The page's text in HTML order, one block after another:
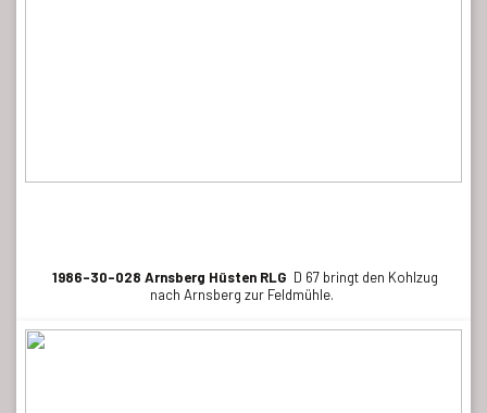
1986-30-028 Arnsberg Hüsten RLG D 67 bringt den Kohlzug
nach Arnsberg zur Feldmühle.